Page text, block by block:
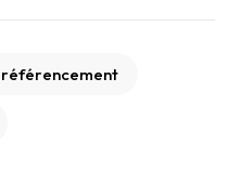
référencement